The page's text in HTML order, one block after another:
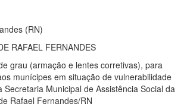
(RN)
RAFAEL FERNANDES
grau (armação e lentes corretivas), para
munícipes em situação de vulnerabilidade
Secretaria Municipal de Assistência Social da
Rafael Fernandes/RN